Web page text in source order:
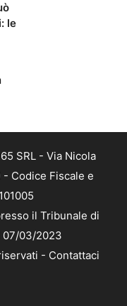
le
SRL - Via Nicola
- Codice Fiscale e
il Tribunale di
07/03/2023
- Contattaci